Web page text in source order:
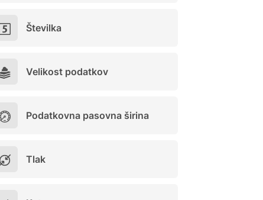
Številka
Velikost podatkov
Podatkovna pasovna širina
Tlak